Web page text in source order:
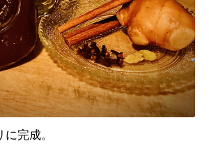
完成。